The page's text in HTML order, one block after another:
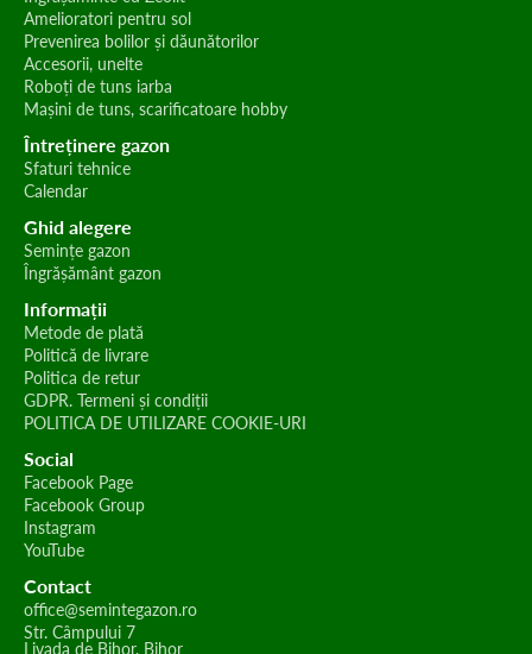
Amelioratori pentru sol
Prevenirea bolilor și dăunătorilor
Accesorii, unelte
Roboți de tuns iarba
Mașini de tuns, scarificatoare hobby
Întreținere gazon
Sfaturi tehnice
Calendar
Ghid alegere
Semințe gazon
Îngrășământ gazon
Informații
Metode de plată
Politică de livrare
Politica de retur
GDPR. Termeni și condiții
POLITICA DE UTILIZARE COOKIE-URI
Social
Facebook Page
Facebook Group
Instagram
YouTube
Contact
office@semintegazon.ro
Str. Câmpului 7
Livada de Bihor, Bihor